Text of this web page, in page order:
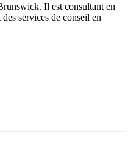
Il est consultant en
services de conseil en